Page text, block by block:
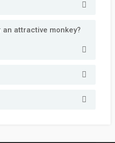
attractive monkey?